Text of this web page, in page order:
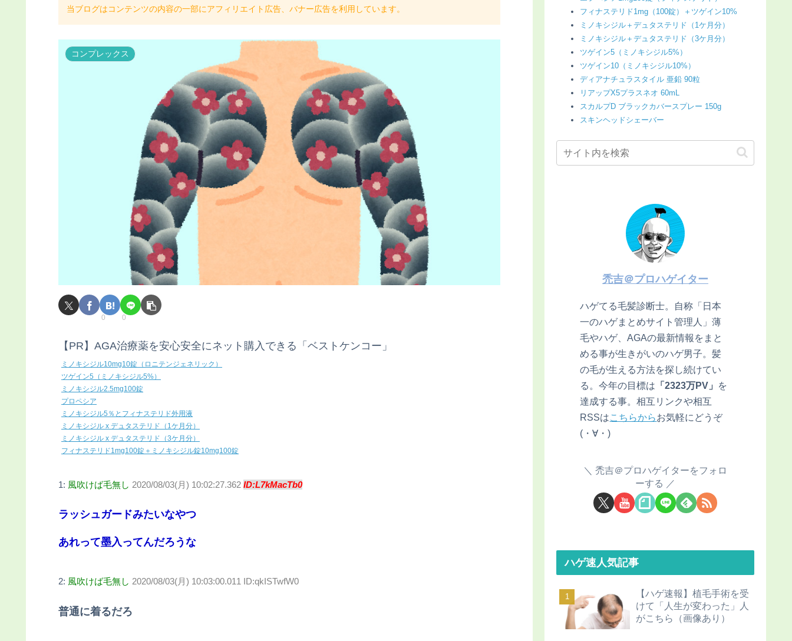
当ブログはコンテンツの内容の一部にアフィリエイト広告、バナー広告を利用しています。
コンプレックス
0 0
【PR】AGA治療薬を安心安全にネット購入できる「ベストケンコー」
ミノキシジル10mg10錠（ロニテンジェネリック）
ツゲイン5（ミノキシジル5%）
ミノキシジル2.5mg100錠
プロペシア
ミノキシジル5％とフィナステリド外用液
ミノキシジル x デュタステリド（1ケ月分）
ミノキシジル x デュタステリド（3ケ月分）
フィナステリド1mg100錠＋ミノキシジル錠10mg100錠
1: 風吹けば毛無し 2020/08/03(月) 10:02:27.362 ID:L7kMacTb0
ラッシュガードみたいなやつ
あれって墨入ってんだろうな
2: 風吹けば毛無し 2020/08/03(月) 10:03:00.011 ID:qkISTwfW0
普通に着るだろ
フィナステリド1mg（100錠）＋ツゲイン10%
ミノキシジル＋デュタステリド（1ケ月分）
ミノキシジル＋デュタステリド（3ケ月分）
ツゲイン5（ミノキシジル5%）
ツゲイン10（ミノキシジル10%）
ディアナチュラスタイル 亜鉛 90粒
リアップX5プラスネオ 60mL
スカルプD ブラックカバースプレー 150g
スキンヘッドシェーバー
禿吉＠プロハゲイター
ハゲてる毛髪診断士。自称「日本
一のハゲまとめサイト管理人」薄
毛やハゲ、AGAの最新情報をまと
める事が生きがいのハゲ男子。髪
の毛が生える方法を探し続けてい
る。今年の目標は 「2323万PV」 を
達成する事。相互リンクや相互
RSSはこちらからお気軽にどうぞ
(・∀・)
禿吉＠プロハゲイターをフォロ
ーする
ハゲ速人気記事
【ハゲ速報】植毛手術を受
けて「人生が変わった」人
がこちら（画像あり）